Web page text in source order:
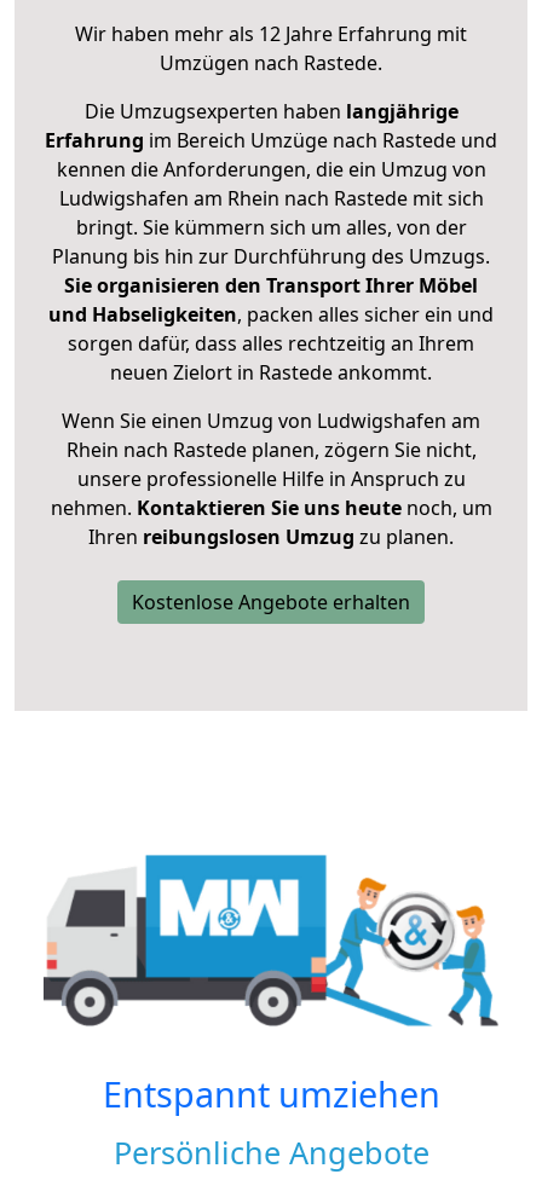
Wir haben mehr als 12 Jahre Erfahrung mit
Umzügen nach Rastede.
Die Umzugsexperten haben langjährige
Erfahrung im Bereich Umzüge nach Rastede und
kennen die Anforderungen, die ein Umzug von
Ludwigshafen am Rhein nach Rastede mit sich
bringt. Sie kümmern sich um alles, von der
Planung bis hin zur Durchführung des Umzugs.
Sie organisieren den Transport Ihrer Möbel
und Habseligkeiten, packen alles sicher ein und
sorgen dafür, dass alles rechtzeitig an Ihrem
neuen Zielort in Rastede ankommt.
Wenn Sie einen Umzug von Ludwigshafen am
Rhein nach Rastede planen, zögern Sie nicht,
unsere professionelle Hilfe in Anspruch zu
nehmen. Kontaktieren Sie uns heutenoch, um
Ihren reibungslosen Umzug zu planen.
Kostenlose Angebote erhalten
Entspannt umziehen
Persönliche Angebote